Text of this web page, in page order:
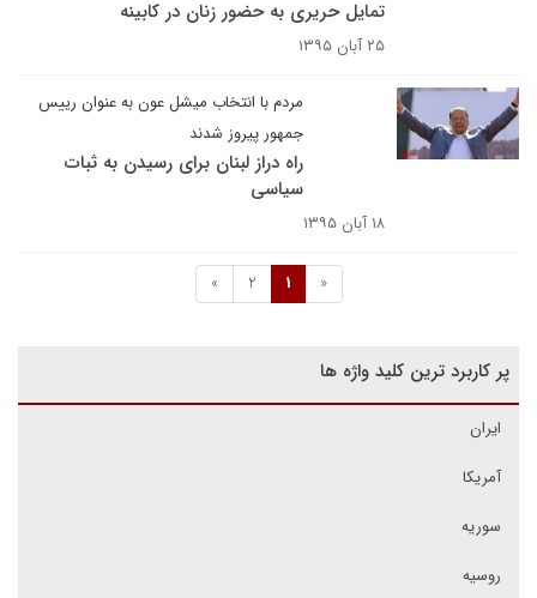
تمایل حریری به حضور زنان در کابینه
۲۵ آبان ۱۳۹۵
مردم با انتخاب میشل عون به عنوان رییس
جمهور پیروز شدند
راه دراز لبنان برای رسیدن به ثبات
سیاسی
۱۸ آبان ۱۳۹۵
«
1
2
»
پر کاربرد ترین کلید واژه ها
ایران
آمریکا
سوریه
روسیه